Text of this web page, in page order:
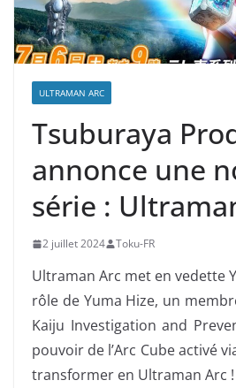
ULTRAMAN ARC
Tsuburaya
annonce une
série :
2 juillet 2024 Toku-FR
Ultraman Arc met en vedette
rôle de Yuma Hize, un
Kaiju Investigation and
pouvoir de l’Arc Cube activé
transformer en Ultraman Arc !